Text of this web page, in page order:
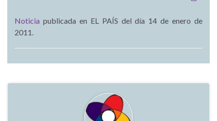
Noticia publicada en EL PAÍS del día 14 de enero de
2011.